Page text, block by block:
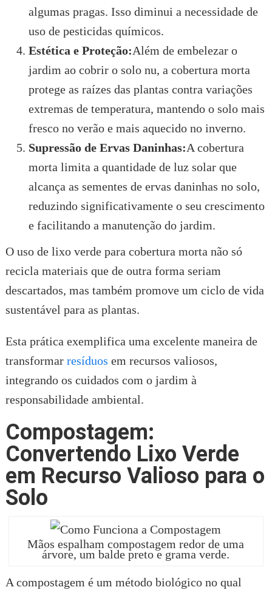
algumas pragas. Isso diminui a necessidade de
uso de pesticidas químicos.
Estética e Proteção:Além de embelezar o
jardim ao cobrir o solo nu, a cobertura morta
protege as raízes das plantas contra variações
extremas de temperatura, mantendo o solo mais
fresco no verão e mais aquecido no inverno.
Supressão de Ervas Daninhas:A cobertura
morta limita a quantidade de luz solar que
alcança as sementes de ervas daninhas no solo,
reduzindo significativamente o seu crescimento
e facilitando a manutenção do jardim.
O uso de lixo verde para cobertura morta não só
recicla materiais que de outra forma seriam
descartados, mas também promove um ciclo de vida
sustentável para as plantas.
Esta prática exemplifica uma excelente maneira de
transformar resíduos em recursos valiosos,
integrando os cuidados com o jardim à
responsabilidade ambiental.
Compostagem:
Convertendo Lixo Verde
em Recurso Valioso para o
Solo
Mãos espalham compostagem redor de uma
árvore, um balde preto e grama verde.
A compostagem é um método biológico no qual